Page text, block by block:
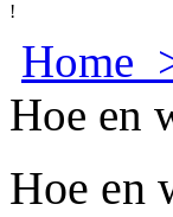
!
Home
Hoe en
Hoe en